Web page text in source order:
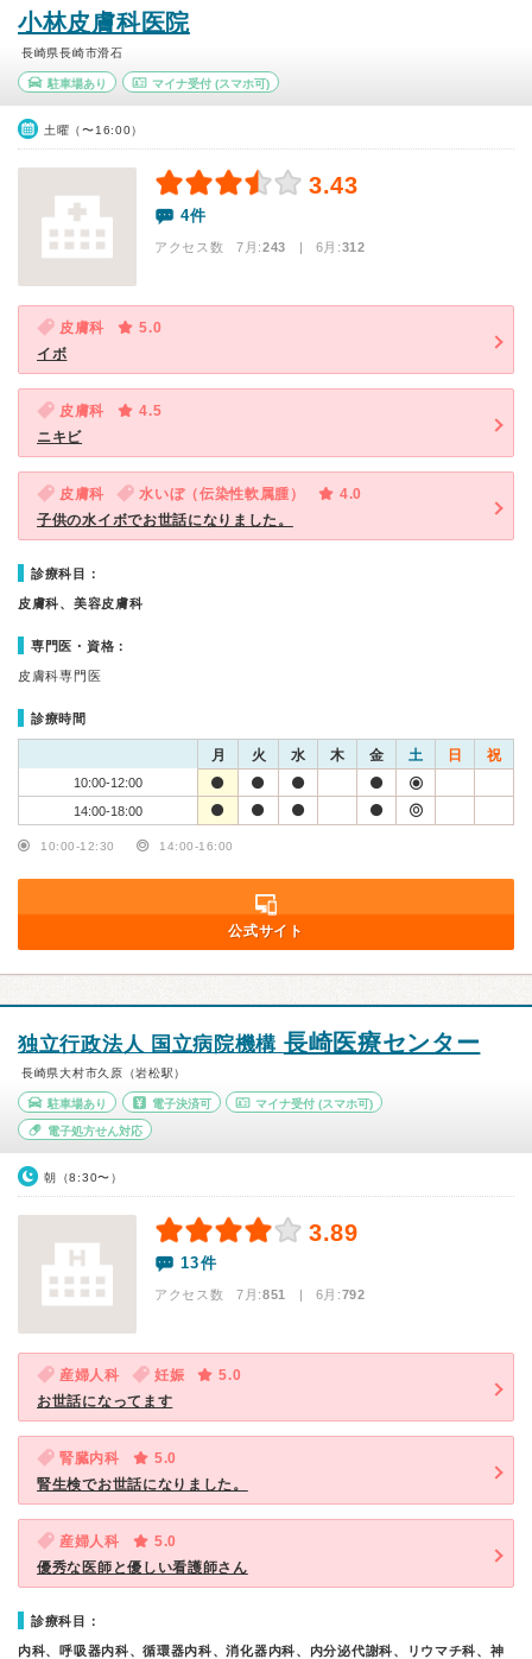
小林皮膚科医院
長崎県長崎市滑石
駐車場あり マイナ受付(スマホ可)
土曜（〜16:00）
3.43
4件
アクセス数 7月:243 | 6月:312
皮膚科
5.0
イボ
皮膚科
4.5
ニキビ
皮膚科 水いぼ（伝染性軟属腫）
4.0
子供の水イボでお世話になりました。
診療科目：
皮膚科、美容皮膚科
専門医・資格：
皮膚科専門医
診療時間
月 火 水 木 金 土 日 祝
10:00-12:00
14:00-18:00
10:00-12:30 14:00-16:00
公式サイト
独立行政法人 国立病院機構 長崎医療センター
長崎県大村市久原（岩松駅）
駐車場あり 電子決済可 マイナ受付 (スマホ可)
電子処方せん対応
朝（8:30〜）
3.89
13件
アクセス数 7月:851 | 6月:792
産婦人科 妊娠
5.0
お世話になってます
腎臓内科
5.0
腎生検でお世話になりました。
産婦人科
5.0
優秀な医師と優しい看護師さん
診療科目：
内科、呼吸器内科、循環器内科、消化器内科、内分泌代謝科、リウマチ科、神